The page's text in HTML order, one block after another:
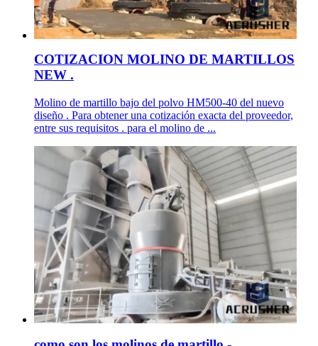
COTIZACION MOLINO DE MARTILLOS
NEW .
Molino de martillo bajo del polvo HM500-40 del nuevo
diseño . Para obtener una cotización exacta del proveedor,
entre sus requisitos . para el molino de ...